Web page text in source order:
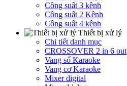
Công suất 3 kênh
Công suất 2 Kênh
Công suất 4 kênh
Thiết bị xử lý
Chi tiết danh mục
CROSSOVER 2 in 6 out
Vang số Karaoke
Vang cơ Karaoke
Mixer digital